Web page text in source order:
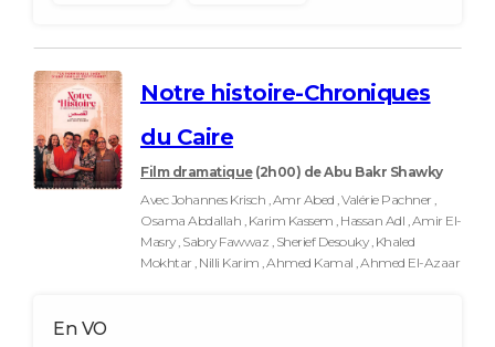
Notre histoire-Chroniques
du Caire
Film dramatique (2h00) de Abu Bakr Shawky
Avec Johannes Krisch , Amr Abed , Valérie Pachner ,
Osama Abdallah , Karim Kassem , Hassan Adl , Amir El-
Masry , Sabry Fawwaz , Sherief Desouky , Khaled
Mokhtar , Nilli Karim , Ahmed Kamal , Ahmed El-Azaar